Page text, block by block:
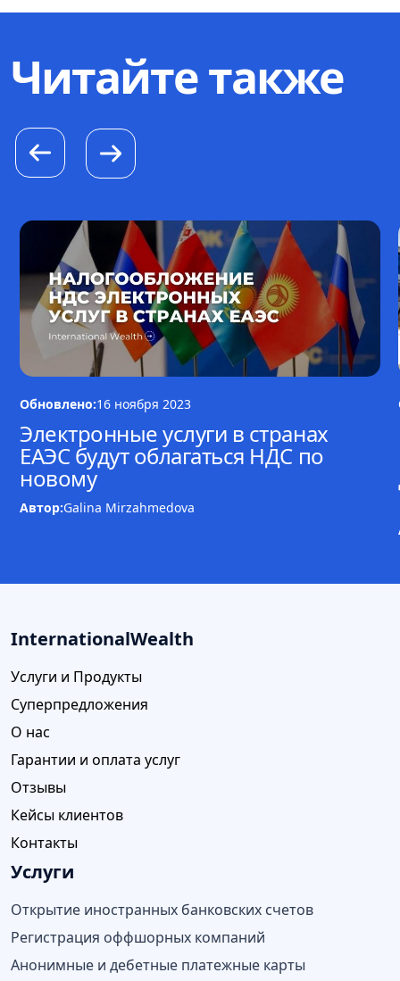
Читайте также
Обновлено:16 ноября 2023
Электронные услуги в странах
ЕАЭС будут облагаться НДС по
новому
Автор:Galina Mirzahmedova
InternationalWealth
Услуги и Продукты
Суперпредложения
О нас
Гарантии и оплата услуг
Отзывы
Кейсы клиентов
Контакты
Услуги
Открытие иностранных банковских счетов
Регистрация оффшорных компаний
Анонимные и дебетные платежные карты